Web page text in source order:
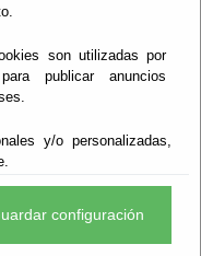
son utilizadas por
publicar anuncios
y/o personalizadas,
configuración
DE VERANO